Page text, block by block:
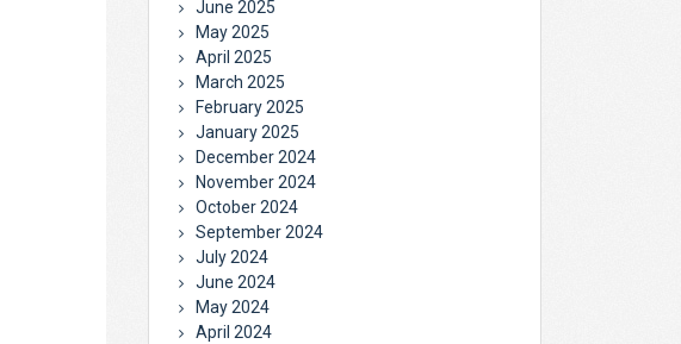
June 2025
May 2025
April 2025
March 2025
February 2025
January 2025
December 2024
November 2024
October 2024
September 2024
July 2024
June 2024
May 2024
April 2024